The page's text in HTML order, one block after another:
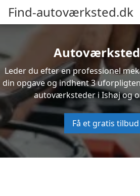
Find-autoværksted.dk
Leder du efter en professionel
din opgave og indhent 3
autoværksteder i Ishøj og
Få et gratis